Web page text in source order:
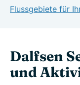
Flussgebiete für
Dalfsen
und